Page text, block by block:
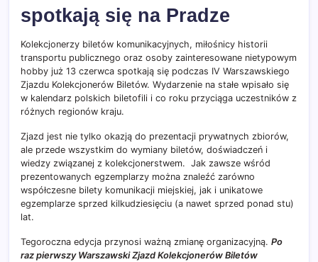
spotkają się na Pradze
Kolekcjonerzy biletów komunikacyjnych, miłośnicy historii
transportu publicznego oraz osoby zainteresowane nietypowym
hobby już 13 czerwca spotkają się podczas IV Warszawskiego
Zjazdu Kolekcjonerów Biletów. Wydarzenie na stałe wpisało się
w kalendarz polskich biletofili i co roku przyciąga uczestników z
różnych regionów kraju.
Zjazd jest nie tylko okazją do prezentacji prywatnych zbiorów,
ale przede wszystkim do wymiany biletów, doświadczeń i
wiedzy związanej z kolekcjonerstwem. Jak zawsze wśród
prezentowanych egzemplarzy można znaleźć zarówno
współczesne bilety komunikacji miejskiej, jak i unikatowe
egzemplarze sprzed kilkudziesięciu (a nawet sprzed ponad stu)
lat.
Tegoroczna edycja przynosi ważną zmianę organizacyjną. Po
raz pierwszy Warszawski Zjazd Kolekcjonerów Biletów